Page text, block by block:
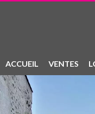
ACCUEIL VENTES